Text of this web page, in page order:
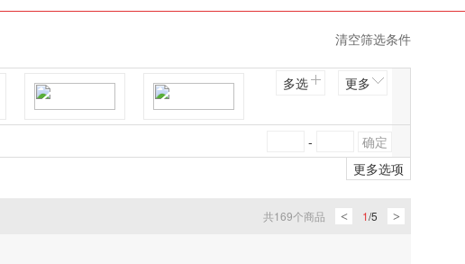
清空筛选条件
菜溢坊 双宇
多选 更多
-
更多选项
共169个商品 < 1/5 >